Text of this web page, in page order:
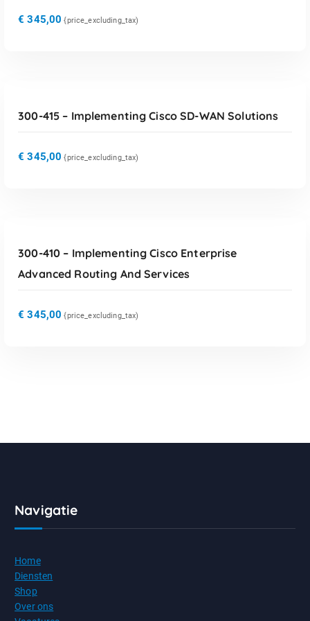
€ 345,00 {price_excluding_tax)
300-415 – Implementing Cisco SD-WAN Solutions
€ 345,00 {price_excluding_tax)
300-410 – Implementing Cisco Enterprise
Advanced Routing And Services
€ 345,00 {price_excluding_tax)
Navigatie
Home
Diensten
Shop
Over ons